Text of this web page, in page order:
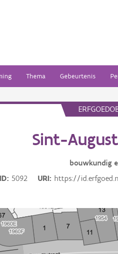
Thema Gebeurtenis
Sint-
bouwkundig
ID
5092 URI https://